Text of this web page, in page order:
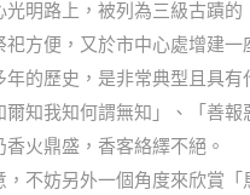
光明路上，被列為三級古蹟
方便，又於市中心處增建一
年的歷史，是非常典型且具
知我知何謂無知」、「善
火鼎盛，香客絡繹不絕。
，不妨另外一個角度來欣賞